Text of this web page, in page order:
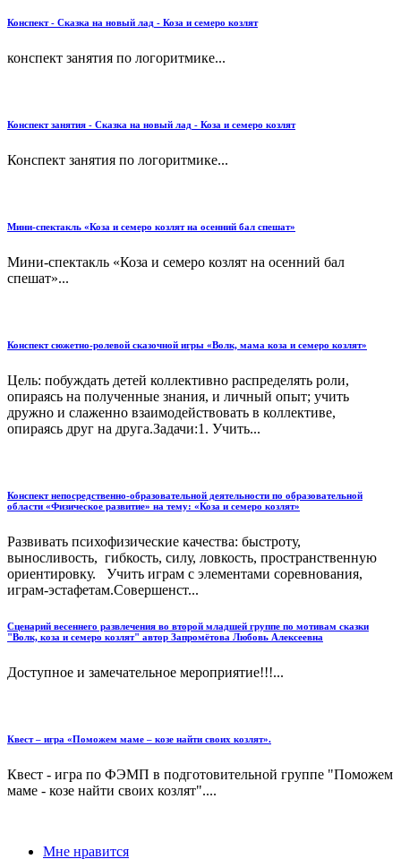
Конспект - Сказка на новый лад - Коза и семеро козлят
конспект занятия по логоритмике...
Конспект занятия - Сказка на новый лад - Коза и семеро козлят
Конспект занятия по логоритмике...
Мини-спектакль «Коза и семеро козлят на осенний бал спешат»
Мини-спектакль «Коза и семеро козлят на осенний бал
спешат»...
Конспект сюжетно-ролевой сказочной игры «Волк, мама коза и семеро козлят»
Цель: побуждать детей коллективно распределять роли,
опираясь на полученные знания, и личный опыт; учить
дружно и слаженно взаимодействовать в коллективе,
опираясь друг на друга.Задачи:1. Учить...
Конспект непосредственно-образовательной деятельности по образовательной
области «Физическое развитие» на тему: «Коза и семеро козлят»
Развивать психофизические качества: быстроту,
выносливость, гибкость, силу, ловкость, пространственную
ориентировку. Учить играм с элементами соревнования,
играм-эстафетам.Совершенст...
Сценарий весеннего развлечения во второй младшей группе по мотивам сказки
"Волк, коза и семеро козлят" автор Запромётова Любовь Алексеевна
Доступное и замечательное мероприятие!!!...
Квест – игра «Поможем маме – козе найти своих козлят».
Квест - игра по ФЭМП в подготовительной группе "Поможем
маме - козе найти своих козлят"....
Мне нравится